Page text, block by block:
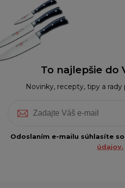
To najlepšie do
Novinky, recepty, tipy a rady
Odoslaním e-mailu súhlasíte so
údajov.